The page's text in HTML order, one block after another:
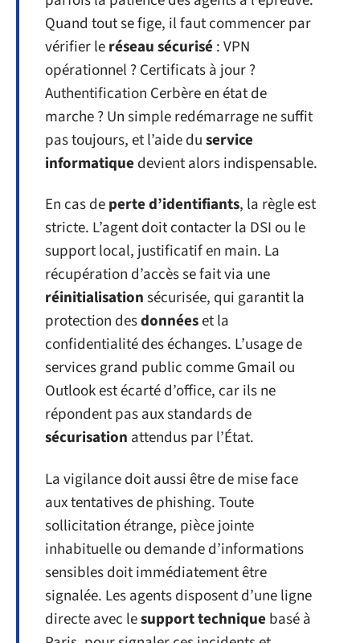
Quand tout se fige, il faut commencer par
vérifier leréseau sécurisé : VPN
opérationnel ? Certificats à jour ?
Authentification Cerbère en état de
marche ? Un simple redémarrage ne suffit
pas toujours, et l’aide duservice
informatique devient alors indispensable.
En cas deperte d’identifiants, la règle est
stricte. L’agent doit contacter la DSI ou le
support local, justificatif en main. La
récupération d’accès se fait via une
réinitialisationsécurisée, qui garantit la
protection desdonnéeset la
confidentialité des échanges. L’usage de
services grand public comme Gmail ou
Outlook est écarté d’office, car ils ne
répondent pas aux standards de
sécurisation attendus par l’État.
La vigilance doit aussi être de mise face
aux tentatives de phishing. Toute
sollicitation étrange, pièce jointe
inhabituelle ou demande d’informations
sensibles doit immédiatement être
signalée. Les agents disposent d’une ligne
directe avec lesupport technique basé à